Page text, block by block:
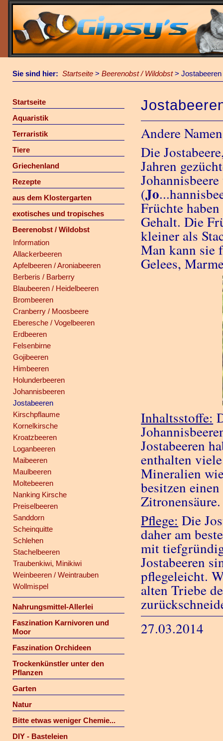
Sie sind hier: Startseite > Beerenobst / Wildobst> Jostabeeren
Startseite
Aquaristik
Terraristik
Tiere
Griechenland
Rezepte
aus dem Klostergarten
exotisches und tropisches
Beerenobst / Wildobst
Information
Allackerbeeren
Apfelbeeren / Aroniabeeren
Berberis / Barberry
Blaubeeren / Heidelbeeren
Brombeeren
Cranberry / Moosbeere
Eberesche / Vogelbeeren
Erdbeeren
Felsenbirne
Gojibeeren
Himbeeren
Holunderbeeren
Johannisbeeren
Jostabeeren
Kirschpflaume
Kornelkirsche
Kroatzbeeren
Loganbeeren
Maibeeren
Maulbeeren
Moltebeeren
Nanking Kirsche
Preiselbeeren
Sanddorn
Scheinquitte
Schlehen
Stachelbeeren
Traubenkiwi, Minikiwi
Weinbeeren / Weintrauben
Wollmispel
Nahrungsmittel-Allerlei
Faszination Karnivoren und
Moor
Faszination Orchideen
Trockenkünstler unter den
Pflanzen
Garten
Natur
Bitte etwas weniger Chemie...
DIY - Basteleien
Andere
Die
Jahren
(Jo
Früchte
Gehalt. Die
kleiner als
Man kann sie
Gelees,
Inhaltsstoffe:
Jostabeeren
enthalten
Mineralien
besitzen
Zitronensäure.
Pflege: Die
daher am
mit
Jostabeeren
pflegeleicht.
alten Triebe
27.03.2014